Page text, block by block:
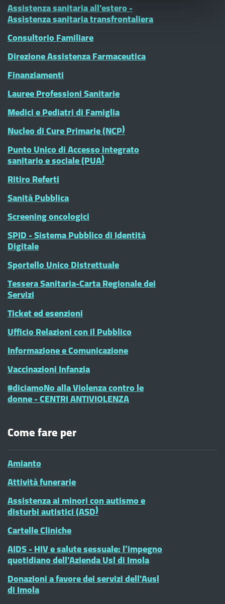
Assistenza sanitaria all'estero -
Assistenza sanitaria transfrontaliera
Consultorio Familiare
Direzione Assistenza Farmaceutica
Finanziamenti
Lauree Professioni Sanitarie
Medici e Pediatri di Famiglia
Nucleo di Cure Primarie (NCP)
Punto Unico di Accesso integrato
sanitario e sociale (PUA)
Ritiro Referti
Sanità Pubblica
Screening oncologici
SPID - Sistema Pubblico di Identità
Digitale
Sportello Unico Distrettuale
Tessera Sanitaria-Carta Regionale dei
Servizi
Ticket ed esenzioni
Ufficio Relazioni con il Pubblico
Informazione e Comunicazione
Vaccinazioni Infanzia
#diciamoNo alla Violenza contro le
donne - CENTRI ANTIVIOLENZA
Come fare per
Amianto
Attività funerarie
Assistenza ai minori con autismo e
disturbi autistici (ASD)
Cartelle Cliniche
AIDS - HIV e salute sessuale: l’impegno
quotidiano dell'Azienda Usl di Imola
Donazioni a favore dei servizi dell'Ausl
di Imola